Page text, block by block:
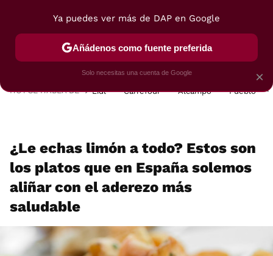
POSTRES VIAJES SELECCIÓN VEGUI
HOY SE HABLA DE Lidl Carrefour Alcampo Pueblo
¿Le echas limón a todo? Estos son
los platos que en España solemos
aliñar con el aderezo más
saludable
×
Ya puedes ver más de DAP en Google
Añádenos como fuente preferida
Solo necesitas una cuenta de Google